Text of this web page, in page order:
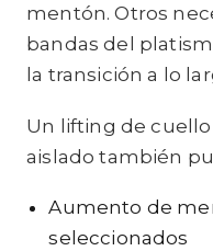
mentón. Otros
bandas del
la transición a lo
Un lifting de
aislado también
Aumento de
seleccionados